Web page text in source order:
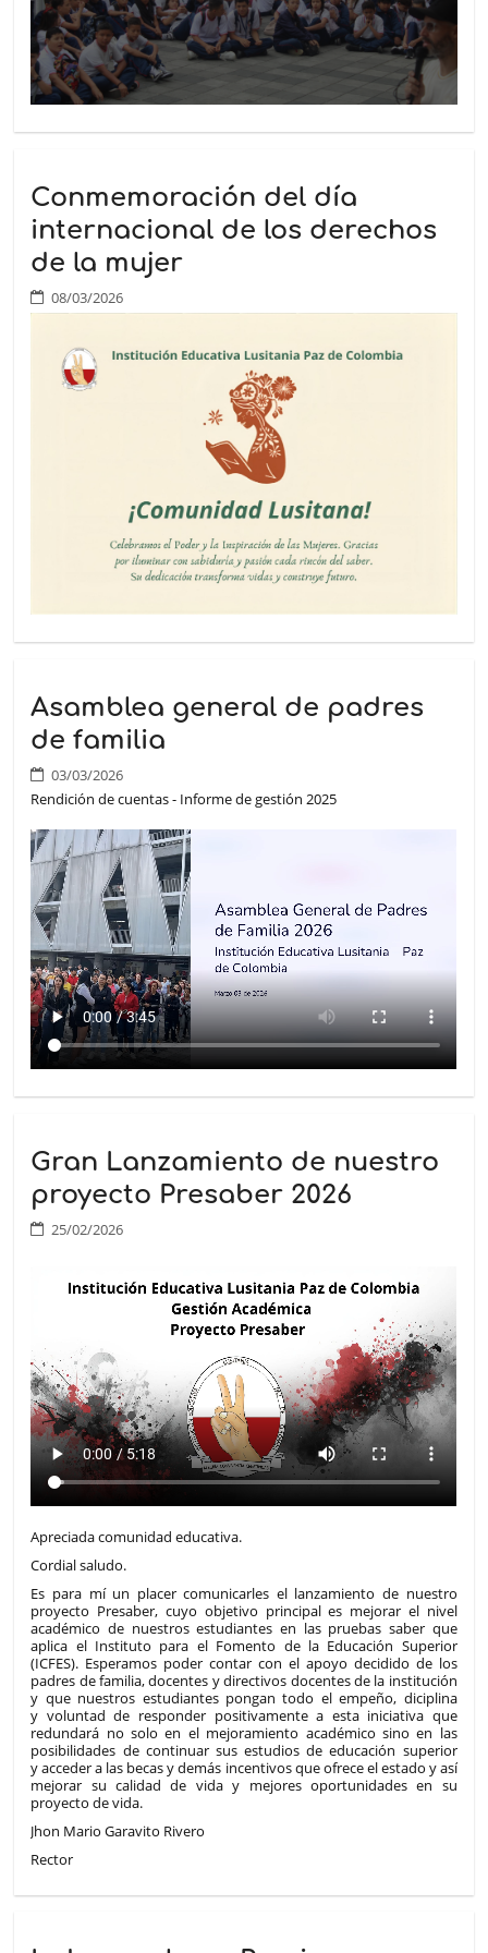
Conmemoración del día
internacional de los derechos
de la mujer
08/03/2026
Asamblea general de padres
de familia
03/03/2026
Rendición de cuentas - Informe de gestión 2025
Gran Lanzamiento de nuestro
proyecto Presaber 2026
25/02/2026
Apreciada comunidad educativa.
Cordial saludo.
Es para mí un placer comunicarles el lanzamiento de nuestro
proyecto Presaber, cuyo objetivo principal es mejorar el nivel
académico de nuestros estudiantes en las pruebas saber que
aplica el Instituto para el Fomento de la Educación Superior
(ICFES). Esperamos poder contar con el apoyo decidido de los
padres de familia, docentes y directivos docentes de la institución
y que nuestros estudiantes pongan todo el empeño, diciplina
y voluntad de responder positivamente a esta iniciativa que
redundará no solo en el mejoramiento académico sino en las
posibilidades de continuar sus estudios de educación superior
y acceder a las becas y demás incentivos que ofrece el estado y así
mejorar su calidad de vida y mejores oportunidades en su
proyecto de vida.
Jhon Mario Garavito Rivero
Rector